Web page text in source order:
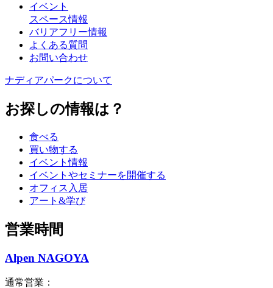
イベント
スペース情報
バリアフリー情報
よくある質問
お問い合わせ
ナディアパークについて
お探しの情報は？
食べる
買い物する
イベント情報
イベントやセミナーを開催する
オフィス入居
アート&学び
営業時間
Alpen NAGOYA
通常営業：